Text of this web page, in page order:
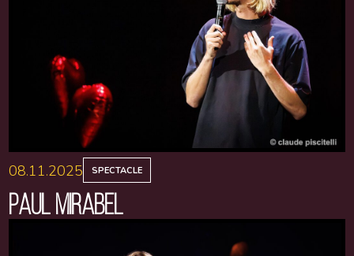
08.11.2025 SPECTACLE
PAUL MIRABEL